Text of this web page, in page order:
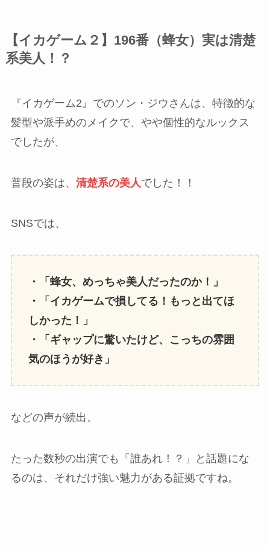
【イカゲーム２】196番（蜂女）実は清楚
系美人！？
『イカゲーム2』でのソン・ジウさんは、特徴的な
髪型や派手めのメイクで、やや個性的なルックス
でしたが、
普段の姿は、 清楚系の美人 でした！！
SNSでは、
・「蜂女、めっちゃ美人だったのか！」
・「イカゲームで損してる！もっと出てほ
しかった！」
・「ギャップに驚いたけど、こっちの雰囲
気のほうが好き」
などの声が続出。
たった数秒の出演でも「誰あれ！？」と話題にな
るのは、それだけ強い魅力がある証拠ですね。